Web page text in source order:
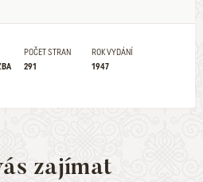
POČET STRAN
291
ROK VYDÁNÍ
1947
zajímat